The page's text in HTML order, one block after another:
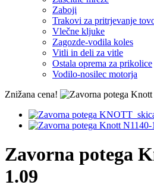
Zaboji
Trakovi za pritrjevanje
Vlečne kljuke
Zagozde-vodila koles
Vitli in deli za vitle
Ostala oprema za prikolice
Vodilo-nosilec motorja
Znižana cena!
Zavorna potega
1.09